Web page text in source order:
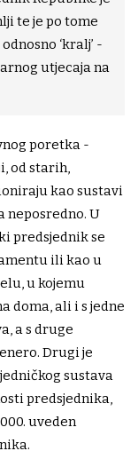
te je po tome
‘kralj’ -
utjecaja na
poretka -
od starih,
kao sustavi
neposredno. U
predsjednik se
ili kao u
u kojemu
doma, ali i s jedne
a s druge
Drugi je
sustava
predsjednika,
uveden